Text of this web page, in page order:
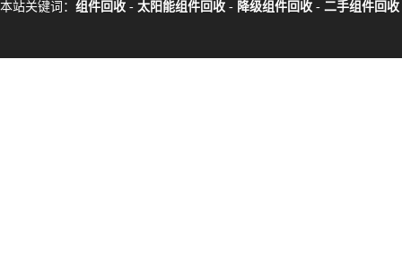
本站关键词： 组件回收 - 太阳能组件回收 - 降级组件回收 - 二手组件回收